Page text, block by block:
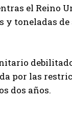
el Reino
toneladas
por las
dos años.